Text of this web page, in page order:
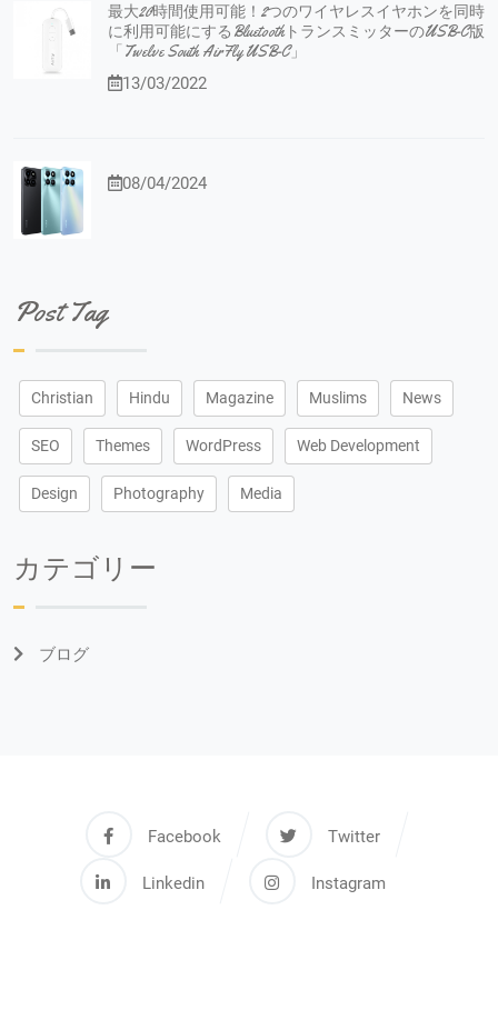
最大20時間使用可能！2つのワイヤレスイヤホンを同時
に利用可能にするBluetoothトランスミッターのUSB-C版
「Twelve South AirFly USB-C」
13/03/2022
08/04/2024
Post Tag
Christian Hindu Magazine Muslims News
SEO Themes WordPress Web Development
Design Photography Media
カテゴリー
ブログ
Facebook Twitter
Linkedin Instagram